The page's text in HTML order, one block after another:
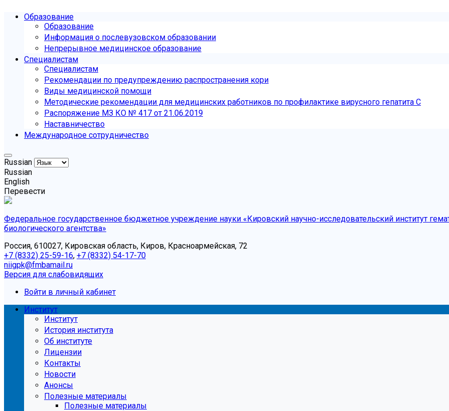
Образование
Образование
Информация о послевузовском образовании
Непрерывное медицинское образование
Специалистам
Специалистам
Рекомендации по предупреждению распространения кори
Виды медицинской помощи
Методические рекомендации для медицинских работников по профилактике вирусного гепатита С
Распоряжение МЗ КО № 417 от 21.06.2019
Наставничество
Международное сотрудничество
Russian
Russian
English
Перевести
Федеральное государственное бюджетное учреждение науки «Кировский научно-исследовательский институт
биологического агентства»
Россия, 610027, Кировская область, Киров, Красноармейская, 72
+7 (8332) 25-59-16, +7 (8332) 54-17-70
niigpk@fmbamail.ru
Версия для слабовидящих
Войти в личный кабинет
Институт
Институт
История института
Об институте
Лицензии
Контакты
Новости
Анонсы
Полезные материалы
Полезные материалы